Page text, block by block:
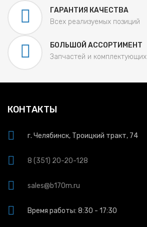
ГАРАНТИЯ КАЧЕСТВА
Всех реализуемых позиций
БОЛЬШОЙ АССОРТИМЕНТ
Запчастей и комплектующих
КОНТАКТЫ
г. Челябинск, Троицкий тракт, 74
8 (351) 20-20-128
sales@b170m.ru
Время работы: 8:30 - 17:30